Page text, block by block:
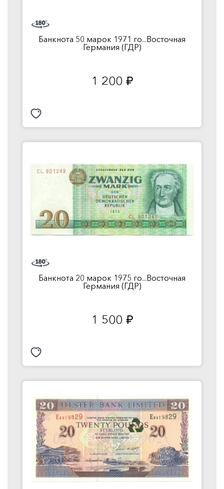
Банкнота 50 марок 1971 го...Восточная
Германия (ГДР)
1 200 руб.
Банкнота 20 марок 1975 го...Восточная
Германия (ГДР)
1 500 руб.